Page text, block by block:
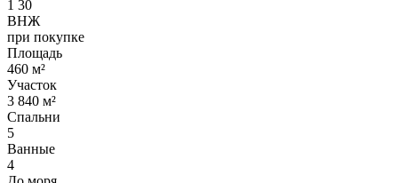
1 30
ВНЖ
при покупке
Площадь
460 м²
Участок
3 840 м²
Спальни
5
Ванные
4